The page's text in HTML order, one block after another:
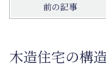
前の記事
木造住宅の構